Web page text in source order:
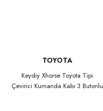
TOYOTA
Keydiy Xhorse Toyota Tipi
Çevirici Kumanda Kabı 3 Butonlu